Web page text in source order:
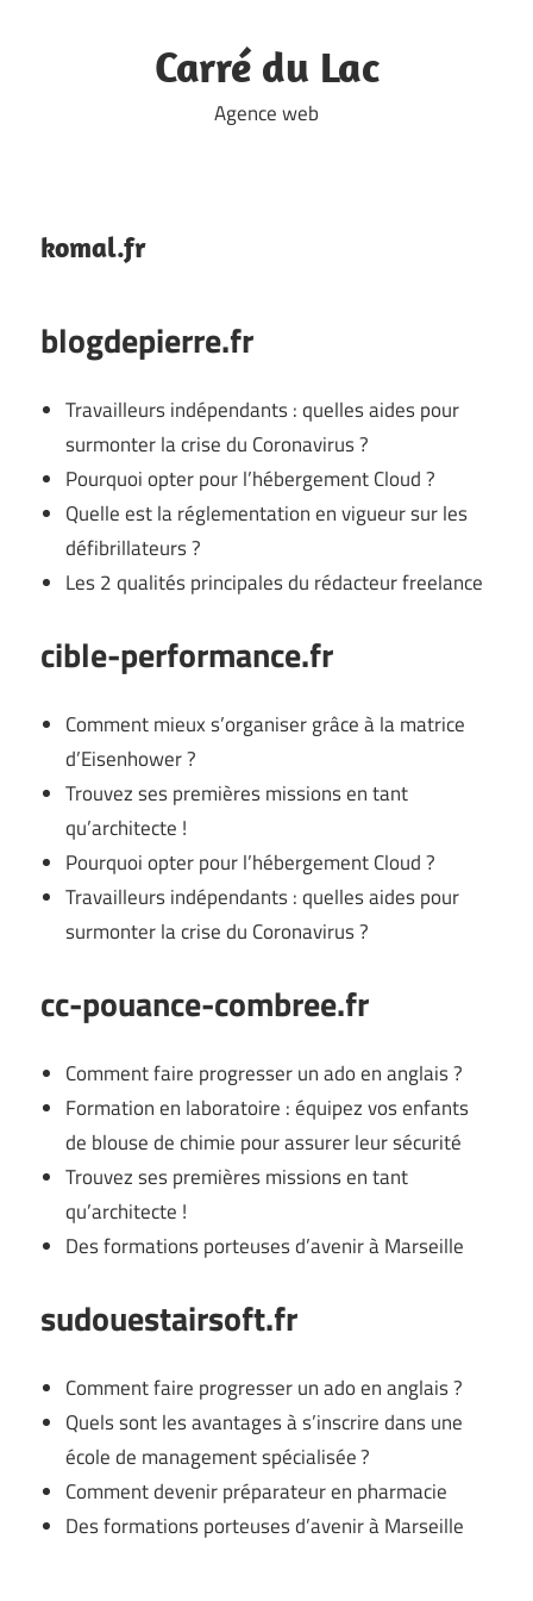
Carré du Lac
Agence web
komal.fr
blogdepierre.fr
Travailleurs indépendants : quelles aides pour
surmonter la crise du Coronavirus ?
Pourquoi opter pour l’hébergement Cloud ?
Quelle est la réglementation en vigueur sur les
défibrillateurs ?
Les 2 qualités principales du rédacteur freelance
cible-performance.fr
Comment mieux s’organiser grâce à la matrice
d’Eisenhower ?
Trouvez ses premières missions en tant
qu’architecte !
Pourquoi opter pour l’hébergement Cloud ?
Travailleurs indépendants : quelles aides pour
surmonter la crise du Coronavirus ?
cc-pouance-combree.fr
Comment faire progresser un ado en anglais ?
Formation en laboratoire : équipez vos enfants
de blouse de chimie pour assurer leur sécurité
Trouvez ses premières missions en tant
qu’architecte !
Des formations porteuses d’avenir à Marseille
sudouestairsoft.fr
Comment faire progresser un ado en anglais ?
Quels sont les avantages à s’inscrire dans une
école de management spécialisée ?
Comment devenir préparateur en pharmacie
Des formations porteuses d’avenir à Marseille